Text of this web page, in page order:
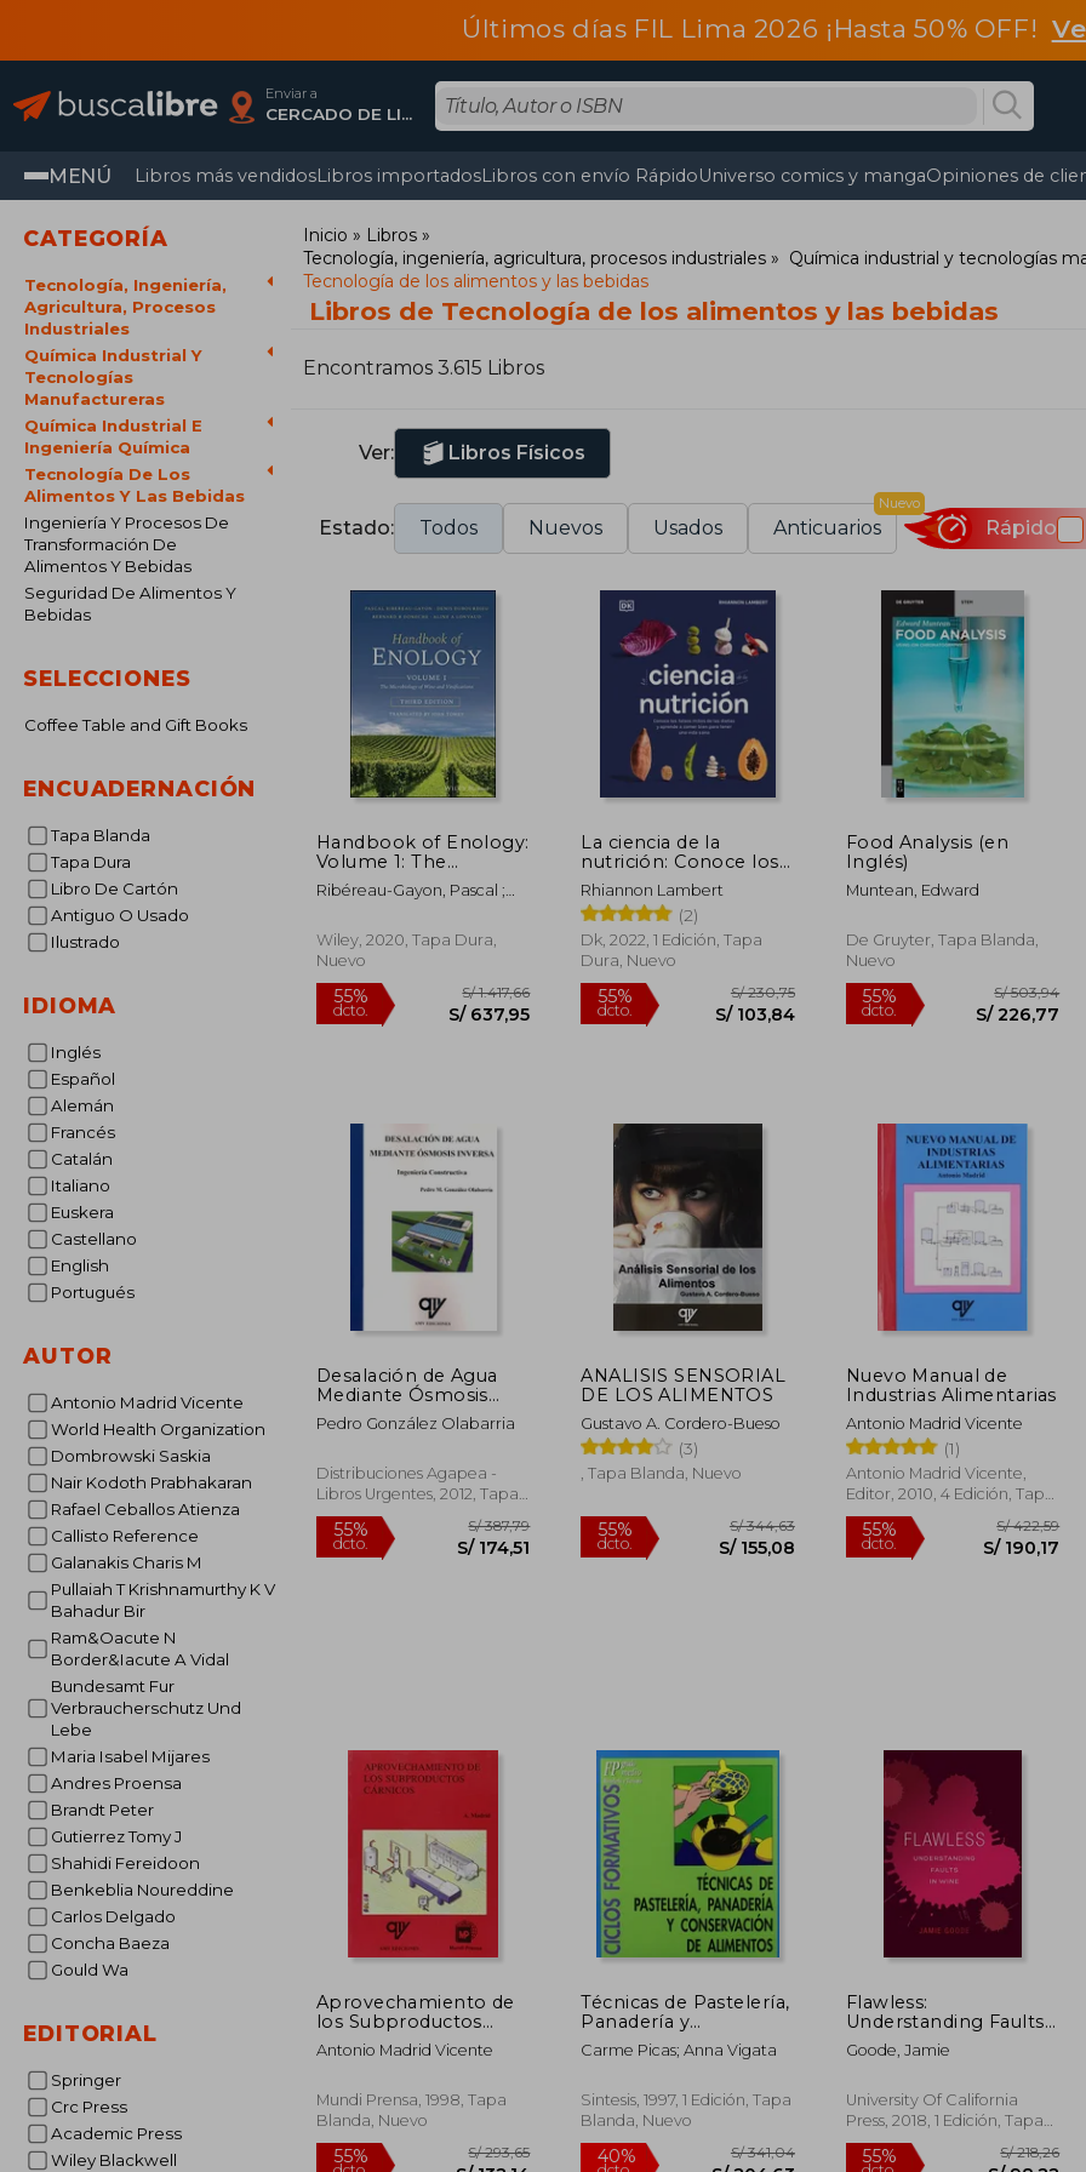
Últimos días FIL Lima 2026 ¡Hasta 50% OFF!
Enviar a
CERCADO DE LIMA, Lima
MENÚ Libros más vendidosLibros importadosLibros con envío RápidoUniverso comics y mangaOpiniones de
CATEGORÍA
Tecnología, Ingeniería,
Agricultura, Procesos
Industriales
Química Industrial Y
Tecnologías
Manufactureras
Química Industrial E
Ingeniería Química
Tecnología De Los
Alimentos Y Las Bebidas
Ingeniería Y Procesos De
Transformación De
Alimentos Y Bebidas
Seguridad De Alimentos Y
Bebidas
SELECCIONES
Coffee Table and Gift Books
ENCUADERNACIÓN
Tapa Blanda
Tapa Dura
Libro De Cartón
Antiguo O Usado
Ilustrado
IDIOMA
Inglés
Español
Alemán
Francés
Catalán
Italiano
Euskera
Castellano
English
Portugués
AUTOR
Antonio Madrid Vicente
World Health Organization
Dombrowski Saskia
Nair Kodoth Prabhakaran
Rafael Ceballos Atienza
Callisto Reference
Galanakis Charis M
Pullaiah T Krishnamurthy K V
Bahadur Bir
Ram&Oacute N
Border&Iacute A Vidal
Bundesamt Fur
Verbraucherschutz Und
Lebe
Maria Isabel Mijares
Andres Proensa
Brandt Peter
Gutierrez Tomy J
Shahidi Fereidoon
Benkeblia Noureddine
Carlos Delgado
Concha Baeza
Gould Wa
EDITORIAL
Springer
Crc Press
Academic Press
Wiley Blackwell
Inicio
Libros
Tecnología, ingeniería, agricultura, procesos industriales
Química industrial y tecnologías
Tecnología de los alimentos y las bebidas
Libros de Tecnología de los alimentos y las bebidas
Encontramos 3.615 Libros
Ver: Libros Físicos
Estado: Todos Nuevos Usados Anticuarios
Nuevo
Rápido
Handbook of Enology:
Volume 1: The
Microbiology of Wine
and Vinifications (en
Ribéreau-Gayon, Pascal ;
Donèche, Bernard B.
Wiley, 2020, Tapa Dura,
Nuevo
S/ 637,95
La ciencia de la
nutrición: Conoce los
falsos mitos de las
dietas y aprende a
comer bien para tener
una vida
Rhiannon Lambert
(2)
Dk, 2022, 1 Edición, Tapa
Dura, Nuevo
dcto. S/ 103,84
Food Analysis (en
Inglés)
Muntean, Edward
De Gruyter, Tapa Blanda,
Nuevo
dcto.
Desalación de Agua
Mediante Ósmosis
Inversa
Pedro González Olabarria
Distribuciones Agapea -
Libros Urgentes, 2012, Tapa
Blanda, Nuevo
ANALISIS SENSORIAL
DE LOS ALIMENTOS
Gustavo A. Cordero-Bueso
(3)
, Tapa Blanda, Nuevo
Nuevo Manual de
Industrias Alimentarias
Antonio Madrid Vicente
(1)
Antonio Madrid Vicente,
Editor, 2010, 4 Edición, Tapa
Blanda, Nuevo
Aprovechamiento de
los Subproductos
Carnicos
Antonio Madrid Vicente
Mundi Prensa, 1998, Tapa
Blanda, Nuevo
Técnicas de Pastelería,
Panadería y
Conservación de
Alimentos
Carme Picas; Anna Vigata
Sintesis, 1997, 1 Edición, Tapa
Blanda, Nuevo
Flawless:
Understanding Faults
in Wine (en Inglés)
Goode, Jamie
University Of California
Press, 2018, 1 Edición, Tapa
Dura, Nuevo